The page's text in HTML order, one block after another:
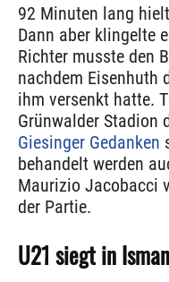
92 Minuten lang
Dann aber klingelte
Richter musste den
nachdem Eisenhuth
ihm versenkt hatte.
Grünwalder Stadion
Giesinger Gedanken
behandelt werden
Maurizio Jacobacci
der Partie.
U21 siegt in